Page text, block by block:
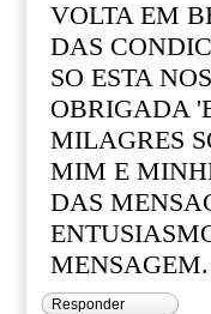
VOLTA EM
DAS
SO ESTA
OBRIGADA
MILAGRES
MIM E
DAS
Responder